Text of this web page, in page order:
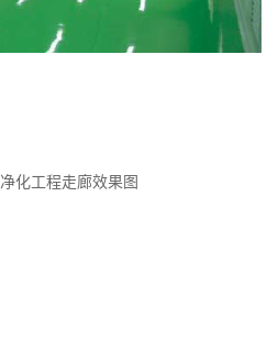
净化工程走廊效果图